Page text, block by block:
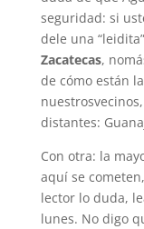
seguridad: si
dele una
Zacatecas,
de cómo están
distantes:
Con otra: la
aquí se
lector lo duda,
lunes. No digo